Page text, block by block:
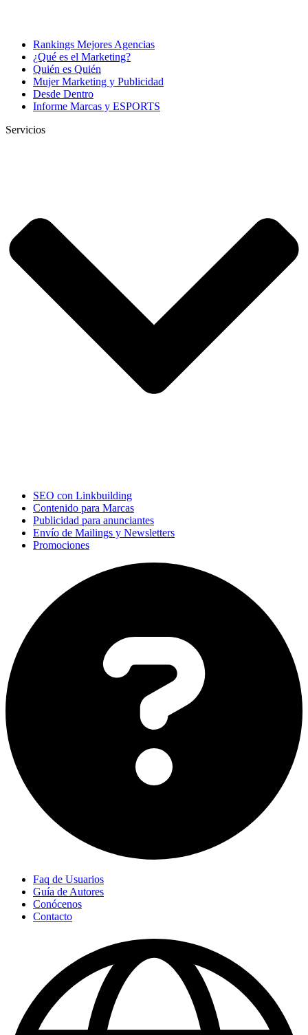
Rankings Mejores Agencias
¿Qué es el Marketing?
Quién es Quién
Mujer Marketing y Publicidad
Desde Dentro
Informe Marcas y ESPORTS
Servicios
SEO con Linkbuilding
Contenido para Marcas
Publicidad para anunciantes
Envío de Mailings y Newsletters
Promociones
Faq de Usuarios
Guía de Autores
Conócenos
Contacto